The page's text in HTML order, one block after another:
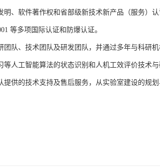
、软件著作权和省部级新技术新产品（服务）认
等多项国际认证和防爆认证。
团队、技术团队及研发团队，并通过多年与科研
等人工智能算法的状态识别和人机工效评价技术
提供的技术支持及售后服务，从实验室建设的规